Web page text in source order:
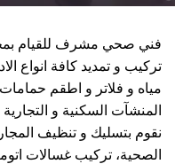
فني صحي مشرف للقيام
تركيب و تمديد كافة انواع
مياه و فلاتر و اطقم
المنشآت السكنية و
نقوم بتسليك و تنظيف
الصحية، تركيب غسالات